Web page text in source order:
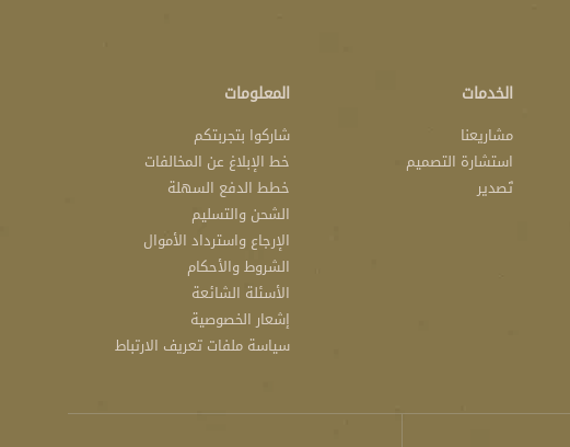
الخدمات
مشاريعنا
استشارة التصميم
تَصدير
المعلومات
شاركوا بتجربتكم
خط الإبلاغ عن المخالفات
خطط الدفع السهلة
الشحن والتسليم
الإرجاع واسترداد الأموال
الشروط والأحكام
الأسئلة الشائعة
إشعار الخصوصية
سياسة ملفات تعريف الارتباط